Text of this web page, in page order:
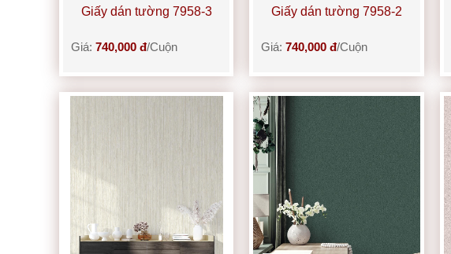
Giấy dán tường 7958-3
Giá: 740,000 đ/Cuộn
Giấy dán tường 7958-2
Giá:740,000 đ/Cuộn